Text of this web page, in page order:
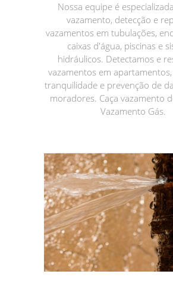
Nossa equipe é
vazamento, detecção e
vazamentos em tubulações,
caixas d'água, piscinas e
hidráulicos. Detectamos e
vazamentos em
tranquilidade e prevenção de
moradores. Caça vazamento
Vazamento Gás.